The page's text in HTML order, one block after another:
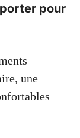
pour
une